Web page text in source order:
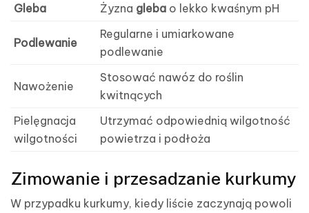
Gleba
Żyzna gleba o lekko kwaśnym pH
Podlewanie
Regularne i umiarkowane
podlewanie
Nawożenie
Stosować nawóz do roślin
kwitnących
Pielęgnacja
wilgotności
Utrzymać odpowiednią wilgotność
powietrza i podłoża
Zimowanie i przesadzanie kurkumy
W przypadku kurkumy, kiedy liście zaczynają powoli